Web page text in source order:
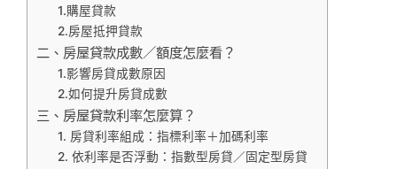
1.購屋貸款
2.房屋抵押貸款
二、房屋貸款成數／額度怎麼看？
1.影響房貸成數原因
2.如何提升房貸成數
三、房屋貸款利率怎麼算？
1. 房貸利率組成：指標利率＋加碼利率
2. 依利率是否浮動：指數型房貸／固定型房貸